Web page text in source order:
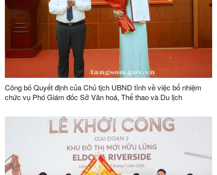
Công bố Quyết định của Chủ tịch UBND tỉnh về việc bổ nhiệm
chức vụ Phó Giám đốc Sở Văn hoá, Thể thao và Du lịch